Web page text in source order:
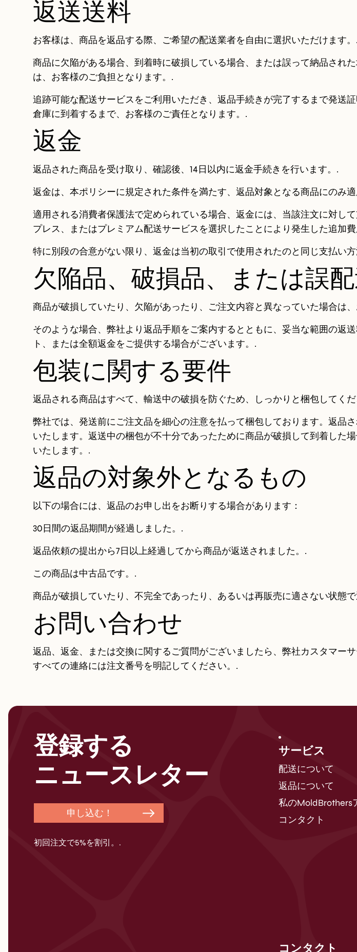
返送送料
お客様は、商品を返品する際、ご希望の配送業者を自由に選択いただけます。.
商品に欠陥がある場合、到着時に破損している場合、または誤って納品され
は、お客様のご負担となります。.
追跡可能な配送サービスをご利用いただき、返品手続きが完了するまで発送
倉庫に到着するまで、お客様のご責任となります。.
返金
返品された商品を受け取り、確認後、14日以内に返金手続きを行います。.
返金は、本ポリシーに規定された条件を満たす、返品対象となる商品にのみ
適用される消費者保護法で定められている場合、返金には、当該注文に対し
プレス、またはプレミアム配送サービスを選択したことにより発生した追加
特に別段の合意がない限り、返金は当初の取引で使用されたのと同じ支払い
欠陥品、破損品、または誤
商品が破損していたり、欠陥があったり、ご注文内容と異なっていた場合は
そのような場合、弊社より返品手順をご案内するとともに、妥当な範囲の返
ト、または全額返金をご提供する場合がございます。.
包装に関する要件
返品される商品はすべて、輸送中の破損を防ぐため、しっかりと梱包してく
弊社では、発送前にご注文品を細心の注意を払って梱包しております。返品
いたします。返送中の梱包が不十分であったために商品が破損して到着した
いたします。.
返品の対象外となるもの
以下の場合には、返品のお申し出をお断りする場合があります：
30日間の返品期間が経過しました。.
返品依頼の提出から7日以上経過してから商品が返送されました。.
この商品は中古品です。.
商品が破損していたり、不完全であったり、あるいは再販売に適さない状態
お問い合わせ
返品、返金、または交換に関するご質問がございましたら、弊社カスタマー
すべての連絡には注文番号を明記してください。.
登録する
ニュースレター
申し込む！
初回注文で5%を割引。.
サービス
配送について
返品について
私のMoldBrothers
コンタクト
コンタクト